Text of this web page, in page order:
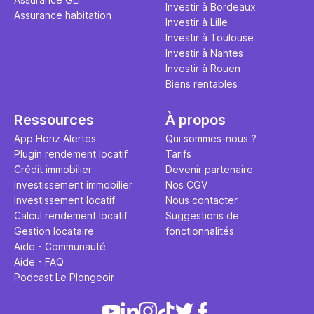
Assurance habitation
Investir à Bordeaux
Investir à Lille
Investir à Toulouse
Investir à Nantes
Investir à Rouen
Biens rentables
Ressources
App Horiz Alertes
Plugin rendement locatif
Crédit immobilier
Investissement immobilier
Investissement locatif
Calcul rendement locatif
Gestion locataire
Aide - Communauté
Aide - FAQ
Podcast Le Plongeoir
À propos
Qui sommes-nous ?
Tarifs
Devenir partenaire
Nos CGV
Nous contacter
Suggestions de
fonctionnalités